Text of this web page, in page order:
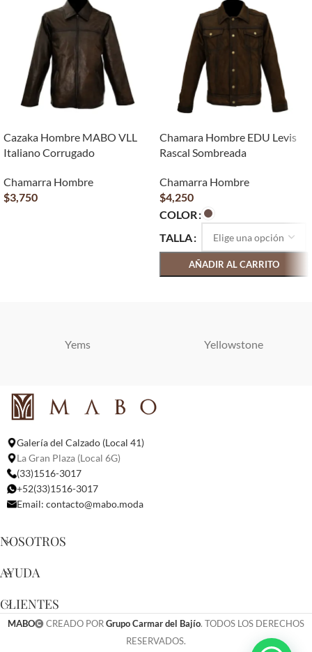
Cazaka Hombre MABO VLL
Italiano Corrugado
Chamarra Hombre
$3,750
Chamara Hombre EDU Levis
Rascal Sombreada
Chamarra Hombre
$4,250
COLOR
TALLA
AÑADIR AL CARRITO
Yems Yellowstone
Galería del Calzado (Local 41)
La Gran Plaza (Local 6G)
(33)1516-3017
+52(33)1516-3017
Email: contacto@mabo.moda
NOSOTROS
AYUDA
CLIENTES
MABO CREADO PORGrupo Carmar del Bajío. TODOS LOS DERECHOS
RESERVADOS.